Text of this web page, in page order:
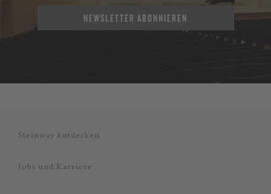
NEWSLETTER ABONNIEREN
Steinway Entdecken
Jobs und Karriere